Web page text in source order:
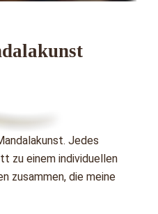
Jedes
zu einem individuellen
zusammen, die meine